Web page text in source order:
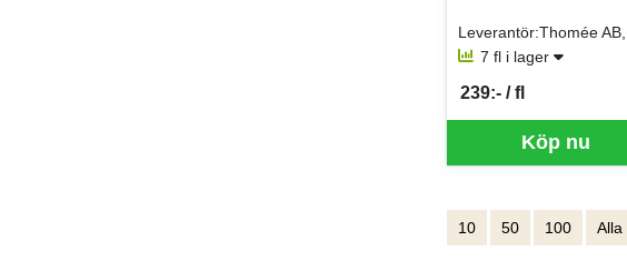
7 fl i lager
Köp nu
239:- / fl
SEK per FL
10 50 100 Alla